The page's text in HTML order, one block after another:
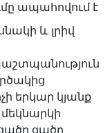
ապահովում է
և լրիվ
երկար կյանք
ցածր ցածր